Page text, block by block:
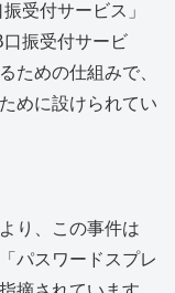
受付サービス」
振受付サービ
ための仕組みで、
めに設けられてい
り、この事件は
パスワードスプレ